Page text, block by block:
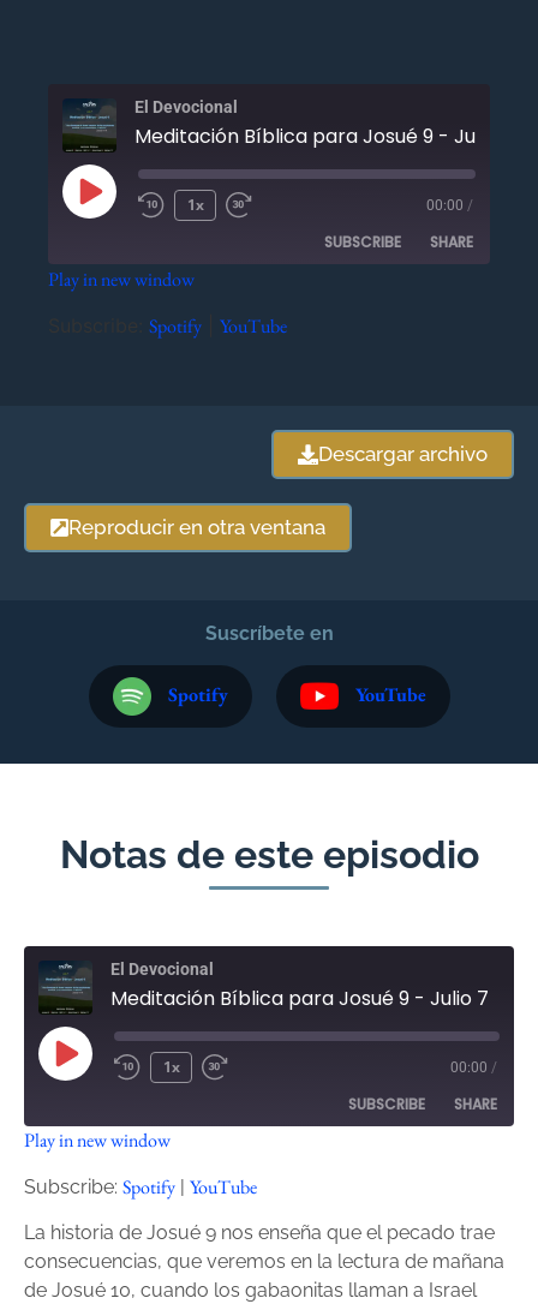
El Devocional
Meditación Bíblica para Josué 9 - Julio 7
1x 00:00 /
SUBSCRIBE SHARE
Play in new window
Spotify YouTube
Descargar archivo
Reproducir en otra ventana
Suscríbete en
Spotify YouTube
Notas de este episodio
El Devocional
Meditación Bíblica para Josué 9 - Julio 7
1x 00:00 /
SUBSCRIBE SHARE
Spotify
SHARE
LINK
EMBED
Play in new window
Subscribe: Spotify | YouTube
La historia de Josué 9 nos enseña que el pecado trae
consecuencias, que veremos en la lectura de mañana
de Josué 10, cuando los gabaonitas llaman a Israel